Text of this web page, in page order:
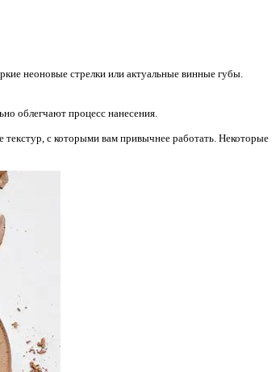
неоновые стрелки или актуальные винные губы.
облегчают процесс нанесения.
с которыми вам привычнее работать. Некоторые